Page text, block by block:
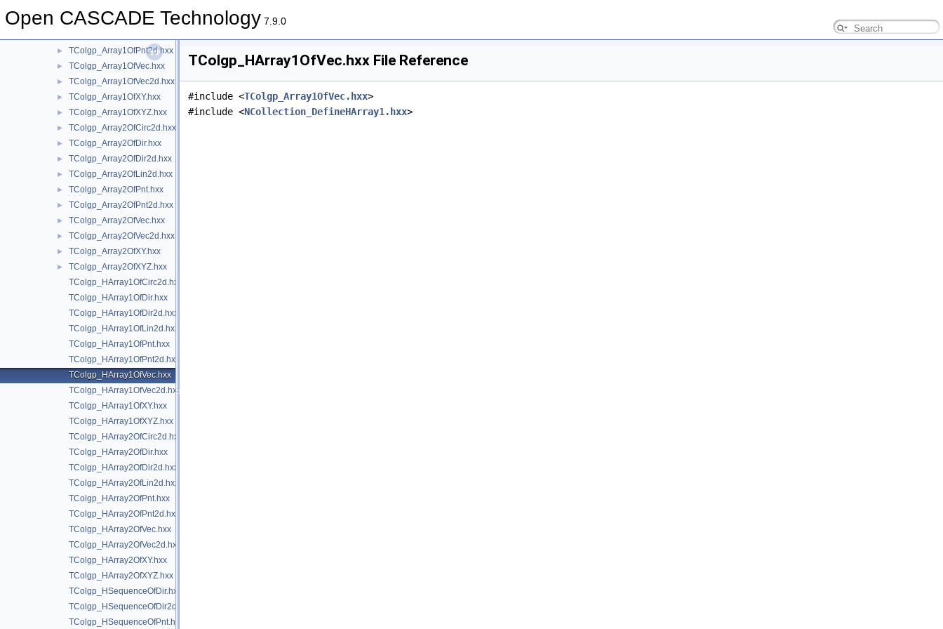
Open CASCADE Technology 7.9.0
► TColgp_Array1OfLin2d.hxx
► TColgp_Array1OfPnt2d.hxx
► TColgp_Array1OfVec.hxx
► TColgp_Array1OfVec2d.hxx
► TColgp_Array1OfXY.hxx
► TColgp_Array1OfXYZ.hxx
► TColgp_Array2OfCirc2d.hxx
► TColgp_Array2OfDir.hxx
► TColgp_Array2OfDir2d.hxx
► TColgp_Array2OfLin2d.hxx
► TColgp_Array2OfPnt.hxx
► TColgp_Array2OfPnt2d.hxx
► TColgp_Array2OfVec.hxx
► TColgp_Array2OfVec2d.hxx
► TColgp_Array2OfXY.hxx
►
TColgp_Array2OfXYZ.hxx
TColgp_HArray1OfCirc2d.hxx
TColgp_HArray1OfDir.hxx
TColgp_HArray1OfDir2d.hxx
TColgp_HArray1OfLin2d.hxx
TColgp_HArray1OfPnt.hxx
TColgp_HArray1OfPnt2d.hxx
TColgp_HArray1OfVec.hxx
TColgp_HArray1OfVec2d.hxx
TColgp_HArray1OfXY.hxx
TColgp_HArray1OfXYZ.hxx
TColgp_HArray2OfCirc2d.hxx
TColgp_HArray2OfDir.hxx
TColgp_HArray2OfDir2d.hxx
TColgp_HArray2OfLin2d.hxx
TColgp_HArray2OfPnt.hxx
TColgp_HArray2OfPnt2d.hxx
TColgp_HArray2OfVec.hxx
TColgp_HArray2OfVec2d.hxx
TColgp_HArray2OfXY.hxx
TColgp_HArray2OfXYZ.hxx
TColgp_HSequenceOfDir.hxx
TColgp_HSequenceOfDir2d.hxx
TColgp_HSequenceOfPnt.hxx
TColgp_HArray1OfVec.hxx File Reference
#include <TColgp_Array1OfVec.hxx>
#include <NCollection_DefineHArray1.hxx>